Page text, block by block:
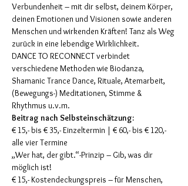
Verbundenheit – mit dir selbst, deinem Körper,
deinen Emotionen und Visionen sowie anderen
Menschen und wirkenden Kräften! Tanz als Weg
zurück in eine lebendige Wirklichkeit.
DANCE TO RECONNECT verbindet
verschiedene Methoden wie Biodanza,
Shamanic Trance Dance, Rituale, Atemarbeit,
(Bewegungs-) Meditationen, Stimme &
Rhythmus u.v.m.
Beitrag nach Selbsteinschätzung:
€ 15,- bis € 35,- Einzeltermin | € 60,- bis € 120,-
alle vier Termine
„Wer hat, der gibt.“-Prinzip – Gib, was dir
möglich ist!
€ 15,- Kostendeckungspreis – für Menschen,